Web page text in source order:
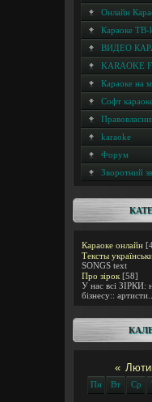
Онлайн
Караоке ТВ-
ВИДЕО
KARAOKE
Караоке на
Софт
karaoke
Форум
Зворотний
Караоке онлайн
Тексты
SONGS text
Про зірок [58]
У нас всі ЗІРКИ:
бізнесу:: артисти...
«
Пн Вт Ср